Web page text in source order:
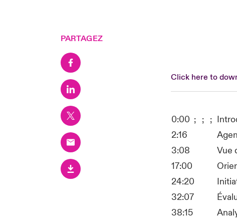
PARTAGEZ
Click here to
0:00 ; ; ;
2:16
3:08
Vue
17:00
24:20
32:07
38:15